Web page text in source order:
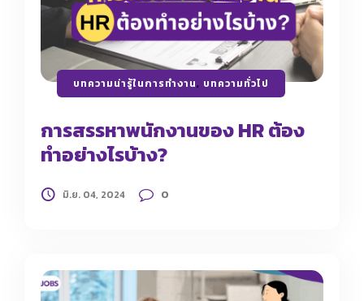
บทความน่ารู้ในการทำงาน, บทความทั่วไป
การสรรหาพนักงานของ HR ต้อง
ทำอย่างไรบ้าง?
มิ.ย. 04, 2024 0